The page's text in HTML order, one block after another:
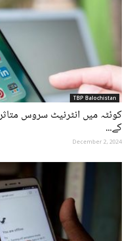
TBP Balochistan
کوئٹہ میں انٹرنیٹ سروس
کے...
December 2, 2024